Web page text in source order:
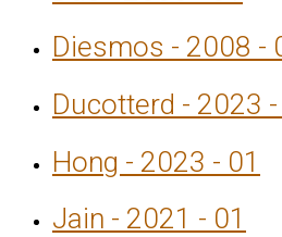
Diesmos - 2008 -
Ducotterd - 2023 -
Hong - 2023 - 01
Jain - 2021 - 01